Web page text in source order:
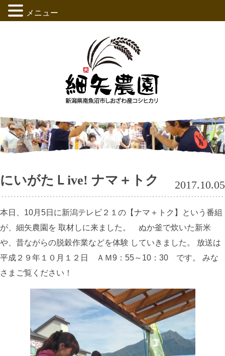
にいがたＬive! ナマ＋トク 2017.10.05
本日、10月5日に新潟テレビ２１の【ナマ＋トク】という番組
が、細矢農園を 取材しに来ました。 ぬか釜で炊いた新米
や、昔ながらの脱穀作業などを体験 していきました。 放送は
平成２９年１０月１２日 ＡＭ9：55～10：30 です。 みな
さまご覧ください！
メニュー